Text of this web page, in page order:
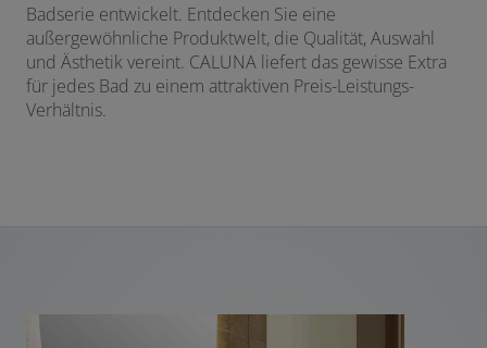
Badserie entwickelt. Entdecken Sie eine
außergewöhnliche Produktwelt, die Qualität, Auswahl
und Ästhetik vereint. CALUNA liefert das gewisse Extra
für jedes Bad zu einem attraktiven Preis-Leistungs-
Verhältnis.